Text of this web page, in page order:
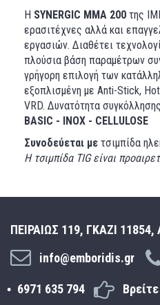
Η SYNERGIC MMA 200 της
ερασιτέχνες αλλά και
εργασιών. Διαθέτει
πλούσια βάση παραμέτρων
γρήγορη επιλογή των
εξοπλισμένη με Anti-Stick,
VRD. Δυνατότητα
BASIC - INOX - CELLULOSE
Συνοδεύεται με τσιμπίδα
Η τσιμπίδα TIG είναι
ΠΕΙΡΑΙΩΣ 119, ΓΚΑΖΙ
info@emboridis.gr
6971 635 794